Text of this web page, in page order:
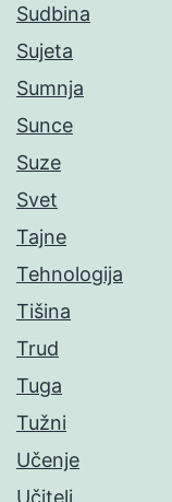
Sudbina
Sujeta
Sumnja
Sunce
Suze
Svet
Tajne
Tehnologija
Tišina
Trud
Tuga
Tužni
Učenje